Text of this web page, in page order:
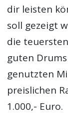
dir leisten
soll gezeigt
die
guten
genutzten
preislichen
1.000,- Euro.